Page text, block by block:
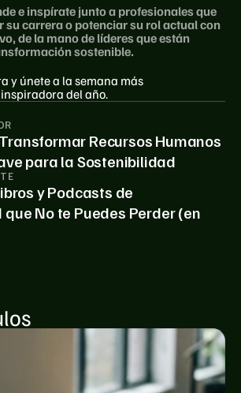
e inspírate junto a profesionales que
su carrera o potenciar su rol actual con
de la mano de líderes que están
sostenible.
y únete a la semana más
del año.
Recursos Humanos
para la Sostenibilidad
y Podcasts de
No te Puedes Perder (en